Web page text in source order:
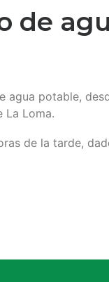
de
potable,
La Loma.
de la tarde,